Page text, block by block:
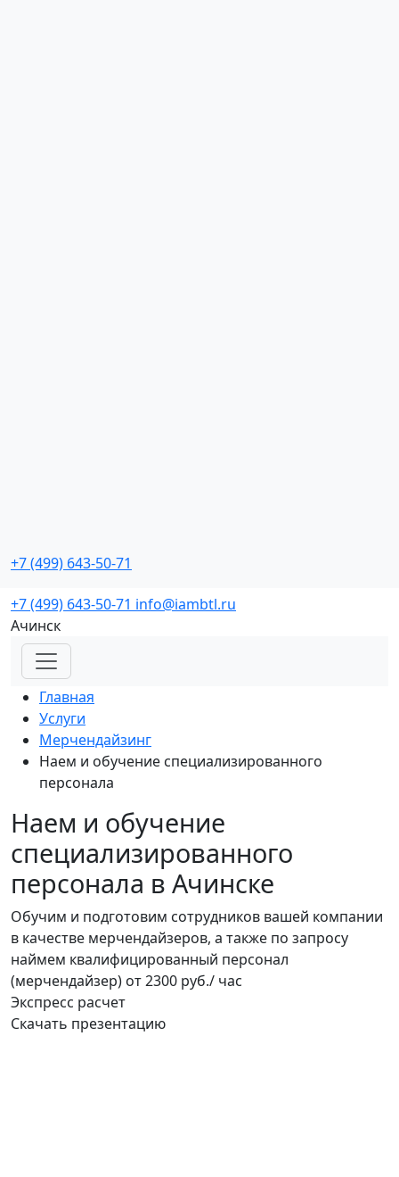
+7 (499) 643-50-71
с реальной окупаемостью
+7 (499) 643-50-71 info@iambtl.ru
Ачинск
Главная
Услуги
Мерчендайзинг
Наем и обучение специализированного
персонала
Наем и обучение
специализированного
персонала в Ачинске
Обучим и подготовим сотрудников вашей компании
в качестве мерчендайзеров, а также по запросу
наймем квалифицированный персонал
(мерчендайзер) от 2300 руб./ час
Экспресс расчет
Скачать презентацию